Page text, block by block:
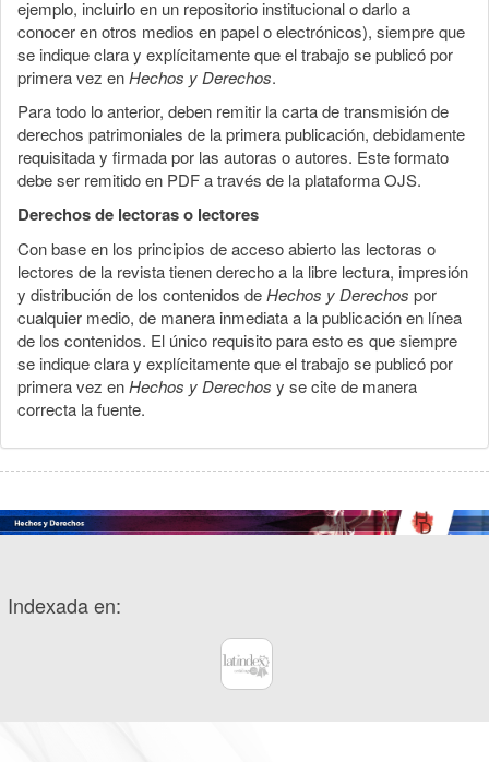
ejemplo, incluirlo en un repositorio institucional o darlo a
conocer en otros medios en papel o electrónicos), siempre que
se indique clara y explícitamente que el trabajo se publicó por
primera vez enHechos y Derechos.
Para todo lo anterior, deben remitir la carta de transmisión de
derechos patrimoniales de la primera publicación, debidamente
requisitada y firmada por las autoras o autores. Este formato
debe ser remitido en PDF a través de la plataforma OJS.
Derechos de lectoras o lectores
Con base en los principios de acceso abierto las lectoras o
lectores de la revista tienen derecho a la libre lectura, impresión
y distribución de los contenidos deHechos y Derechos por
cualquier medio, de manera inmediata a la publicación en línea
de los contenidos. El único requisito para esto es que siempre
se indique clara y explícitamente que el trabajo se publicó por
primera vez enHechos y Derechos y se cite de manera
correcta la fuente.
Indexada en: